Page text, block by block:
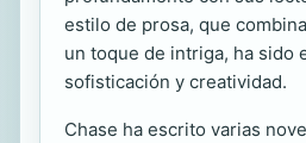
estilo de prosa, que
un toque de intriga, ha sido
sofisticación y creatividad.
Chase ha escrito varias